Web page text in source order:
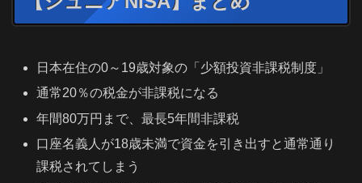
日本在住の0～19歳対象の「少額投資非課税制度」
通常20％の税金が非課税になる
年間80万円まで、最長5年間非課税
口座名義人が18歳未満で資金を引き出すと通常通り
課税されてしまう